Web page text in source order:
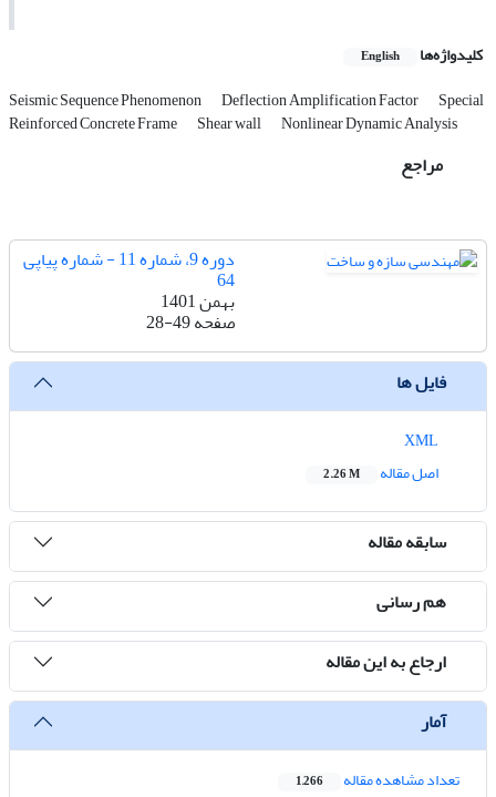
کلیدواژه‌ها English
Seismic Sequence Phenomenon Deflection Amplification Factor Special
Reinforced Concrete Frame Shear wall Nonlinear Dynamic Analysis
مراجع
دوره 9، شماره 11 - شماره پیاپی
64
بهمن 1401
صفحه28-49
فایل ها
اصل مقاله
2.26 M
سابقه مقاله
هم رسانی
ارجاع به این مقاله
آمار
تعداد مشاهده مقاله 1,266